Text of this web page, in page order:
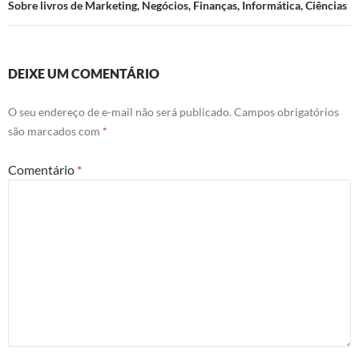
Sobre livros de Marketing, Negócios, Finanças, Informática, Ciências
DEIXE UM COMENTÁRIO
O seu endereço de e-mail não será publicado. Campos obrigatórios
são marcados com *
Comentário *